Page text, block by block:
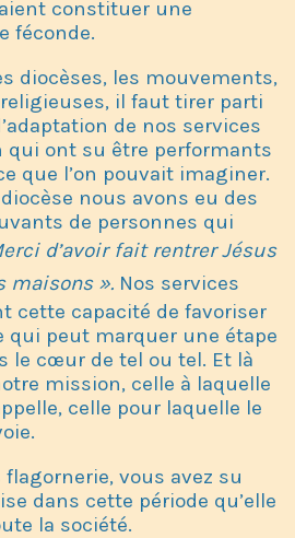
constituer une
féconde.
diocèses, les mouvements,
il faut tirer parti
de nos services
qui ont su être performants
que l’on pouvait imaginer.
nous avons eu des
de personnes qui
d’avoir fait rentrer Jésus
maisons ». Nos services
cette capacité de favoriser
qui peut marquer une étape
le cœur de tel ou tel. Et là
mission, celle à laquelle
celle pour laquelle le
vous avez su
dans cette période qu’elle
la société.